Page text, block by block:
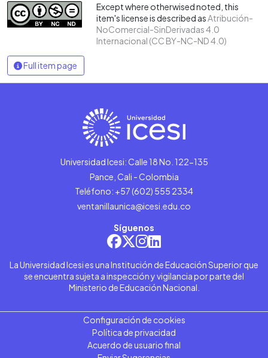
Except where otherwised noted, this
item's license is described asAtribución-
NoComercial-SinDerivadas 4.0
Internacional (CC BY-NC-ND 4.0)
Full item page
Universidad Icesi: Calle 18 No. 122-135
Pance, Cali - Colombia
Teléfono: +57 (602) 555 2334
ventanillaunica@icesi.edu.co
Síguenos
La Universidad Icesi es una Institución de Educación Superior que
se encuentra sujeta a inspección y vigilancia por parte del
Ministerio de Educación Nacional.
Configuración de cookies
Política de privacidad
Acuerdo de usuario final